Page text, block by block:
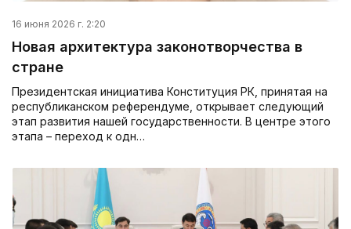
16 июня 2026 г. 2:20
Новая архитектура законотворчества в
стране
Президентская инициатива Конституция РК, принятая на
респуб­ликанском референдуме, открывает следующий
этап развития нашей государственности. В центре этого
этапа – переход к одн…